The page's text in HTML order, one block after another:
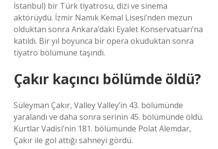
İstanbul) bir Türk tiyatrosu, dizi ve sinema
aktörüydü. İzmir Namık Kemal Lisesi’nden mezun
olduktan sonra Ankara’daki Eyalet Konservatuarı’na
katıldı. Bir yıl boyunca bir opera okuduktan sonra
tiyatro bölümüne taşındı.
Çakır kaçıncı bölümde öldü?
Süleyman Çakır, Valley Valley’in 43. bölümünde
yaralandı ve daha sonra serinin 45. bölümünde öldü.
Kurtlar Vadisi’nin 181. bölümünde Polat Alemdar,
Çakır ile gol attığı sahneyi gördü.